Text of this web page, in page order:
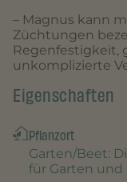
– Magnus kann
Züchtungen
Regenfestigkeit,
unkomplizierte
Eigenschaften
Pflanzort
Garten/Beet:
für Garten